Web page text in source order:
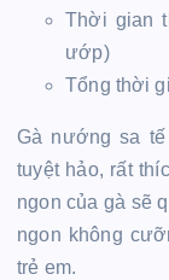
Thời gian
ướp)
Tổng thời
Gà nướng sa
tuyệt hảo, rất
ngon của gà sẽ
ngon không
trẻ em.